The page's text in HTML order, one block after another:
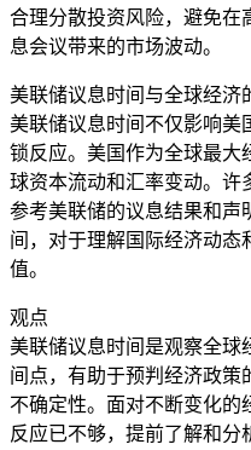
合理分散投资风险，避免在
息会议带来的市场波动。
美联储议息时间与全球经济
美联储议息时间不仅影响美
锁反应。美国作为全球最大
球资本流动和汇率变动。许
参考美联储的议息结果和声
间，对于理解国际经济动态
值。
观点
美联储议息时间是观察全球
间点，有助于预判经济政策
不确定性。面对不断变化的
反应已不够，提前了解和分